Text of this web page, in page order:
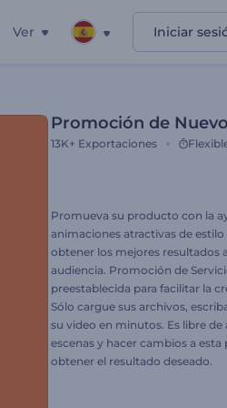
Ver Iniciar
Promoción de
13K+ Exportaciones
Promueva su producto con la
animaciones atractivas de estilo
obtener los mejores resultados
audiencia. Promoción de
preestablecida para facilitar la
Sólo cargue sus archivos,
su video en minutos. Es libre
escenas y hacer cambios a esta
obtener el resultado deseado.